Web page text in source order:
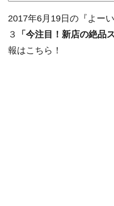
2017年6月19日の『よー
３
「今注目！新店の絶品
報はこちら！